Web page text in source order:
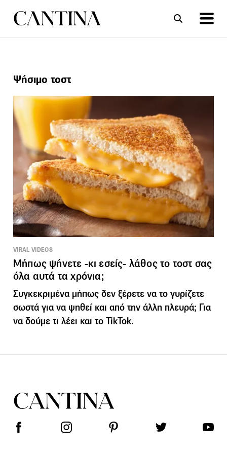
Ψήσιμο τοστ
VIRAL VIDEOS
Μήπως ψήνετε -κι εσείς- λάθος το τοστ σας
όλα αυτά τα χρόνια;
Συγκεκριμένα μήπως δεν ξέρετε να το γυρίζετε
σωστά για να ψηθεί και από την άλλη πλευρά; Για
να δούμε τι λέει και το TikTok.